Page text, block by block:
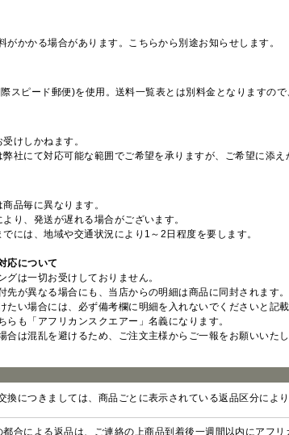
がかかる場合があります。こちらから別途お知らせします。
スピード郵便)を使用。送料一覧表とは別料金となりますので
けしかねます。
社にて対応可能な範囲でご希望を承りますが、ご希望に添
品毎に異なります。
り、発送が遅れる場合がございます。
には、地域や交通状況により1～2日程度を要します。
応について
グは一切お受けしておりません。
先が異なる場合にも、当店からの明細は商品に同封されます。
たい場合には、必ず備考欄に明細を入れないでくださいと記載
らも「アフリカンスクエアー」名義になります。
合は混乱を避けるため、ご注文主様からご一報をお願いいたし
換につきましては、商品ごとに表示されている返品区分によ
都合による返品は、ご連絡の上商品到着後一週間以内にアフ